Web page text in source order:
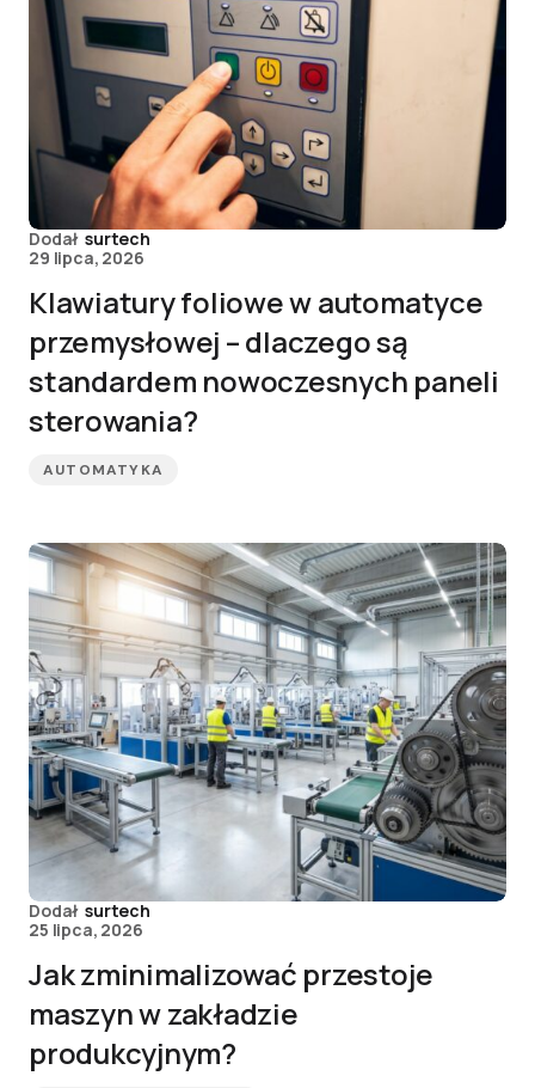
Dodał surtech
29 lipca, 2026
Klawiatury foliowe w automatyce
przemysłowej – dlaczego są
standardem nowoczesnych paneli
sterowania?
AUTOMATYKA
Dodał surtech
25 lipca, 2026
Jak zminimalizować przestoje
maszyn w zakładzie
produkcyjnym?